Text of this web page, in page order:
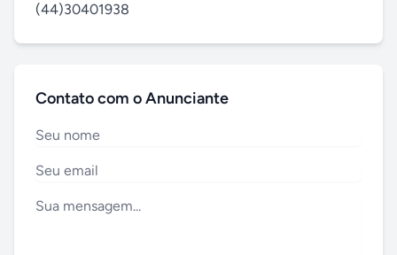
(44)30401938
Contato com o Anunciante